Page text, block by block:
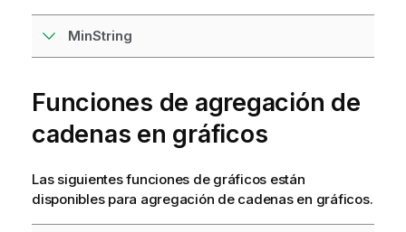
MinString
Funciones de agregación de
cadenas en gráficos
Las siguientes funciones de gráficos están
disponibles para agregación de cadenas en gráficos.